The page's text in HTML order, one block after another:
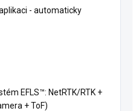
- automaticky
EFLS™: NetRTK/RTK +
+ ToF)